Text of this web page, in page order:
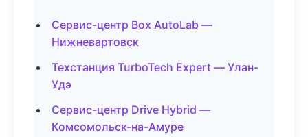
Сервис-центр Box AutoLab —
Нижневартовск
Техстанция TurboTech Expert — Улан-
Удэ
Сервис-центр Drive Hybrid —
Комсомольск-на-Амуре